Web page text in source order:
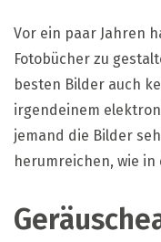
Vor ein paar Jahren
Fotobücher zu
besten Bilder auch
irgendeinem
jemand die Bilder
herumreichen, wie